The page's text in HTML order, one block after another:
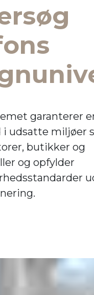
garanterer
i udsatte miljøer
butikker og
og opfylder